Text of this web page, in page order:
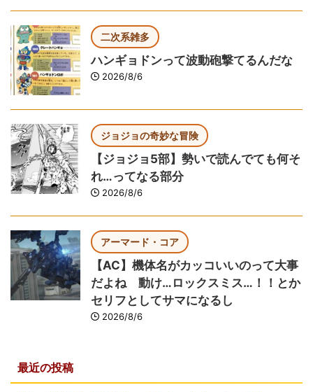
二次系雑多
ハンギョドンって波動砲撃てるんだな
2026/8/6
ジョジョの奇妙な冒険
【ジョジョ5部】勢いで読んでても何そ
れ…ってなる部分
2026/8/6
アーマード・コア
【AC】機体名がカッコいいのって大事
だよね 動け…ロックスミス…！！とか
セリフとしてサマになるし
2026/8/6
最近の投稿